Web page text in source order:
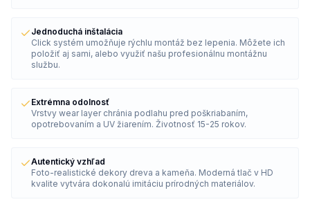
Jednoduchá inštalácia
Click systém umožňuje rýchlu montáž bez lepenia. Môžete ich
položiť aj sami, alebo využiť našu profesionálnu montážnu
službu.
Extrémna odolnosť
Vrstvy wear layer chránia podlahu pred poškriabaním,
opotrebovaním a UV žiarením. Životnosť 15-25 rokov.
Autentický vzhľad
Foto-realistické dekory dreva a kameňa. Moderná tlač v HD
kvalite vytvára dokonalú imitáciu prírodných materiálov.